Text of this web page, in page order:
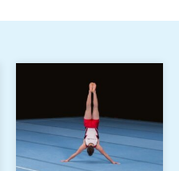
mehrere
Varianten
auf.
Die